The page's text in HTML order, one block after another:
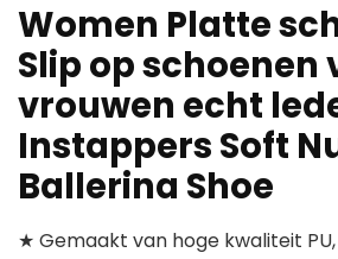
Women Platte
Slip op schoenen
vrouwen echt
Instappers Soft
Ballerina Shoe
★ Gemaakt van hoge kwaliteit